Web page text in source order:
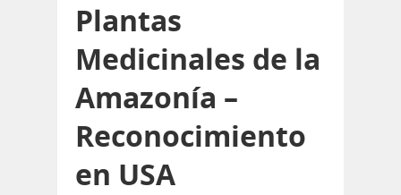
Plantas
Medicinales de la
Amazonía –
Reconocimiento
en USA